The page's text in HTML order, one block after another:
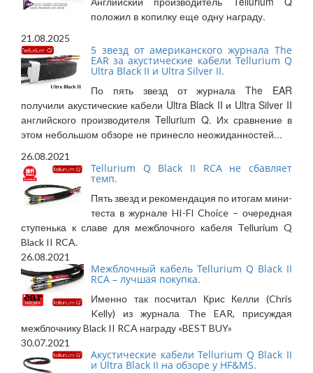
положил в копилку еще одну награду.
21.08.2025
5 звезд от американского журнала The
ЕAR за акустические кабели Tellurium Q
Ultra Black II и Ultra Silver II.
По пять звезд от журнала The EAR
получили акустические кабели Ultra Black II и Ultra Silver II
английского производителя Tellurium Q. Их сравнение в
этом небольшом обзоре не принесло неожиданностей...
26.08.2021
Tellurium Q Black II RCA не сбавляет
темп.
Пять звезд и рекомендация по итогам мини-
теста в журнале HI-FI Choice – очередная
ступенька к славе для межблочного кабеля Tellurium Q
Black II RCA.
26.08.2021
Межблочный кабель Tellurium Q Black II
RCA – лучшая покупка.
Именно так посчитал Крис Келли (Chris
Kelly) из журнала The EAR, присуждая
межблочнику Black II RCA награду «BEST BUY»
30.07.2021
Акустические кабели Tellurium Q Black II
и Ultra Black II на обзоре у HF&MS.